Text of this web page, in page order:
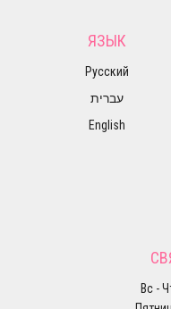
ЯЗЫК
Русский
עברית
English
Вс -